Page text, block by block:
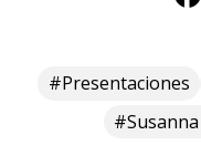
#Presentaciones